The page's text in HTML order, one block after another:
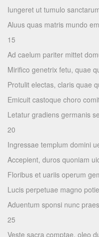
Iungeret ut tumulo
Aluus quas matris mundo
15
Ad caelum pariter mittet
Mirifico genetrix fetu, quae
Protulit electas, claris quae
Emicuit castoque choro
Letatur gradiens germanis
20
Ingressae templum domini
Accepient, duros quoniam
Floribus et uariis operum
Lucis perpetuae magno
Aduentum sponsi nunc
25
Veste sacra comptae, oleo